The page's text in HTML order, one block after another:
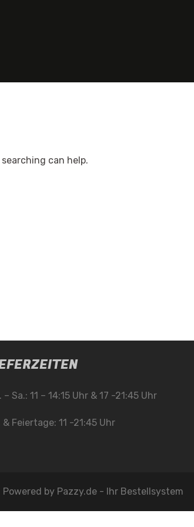
can help.
– Sa.: 11 – 14:15 Uhr & 17 -21:45 Uhr
& Feiertage: 11 -21:45 Uhr
Powered by Pazzy.de - Ihr Bestellsystem